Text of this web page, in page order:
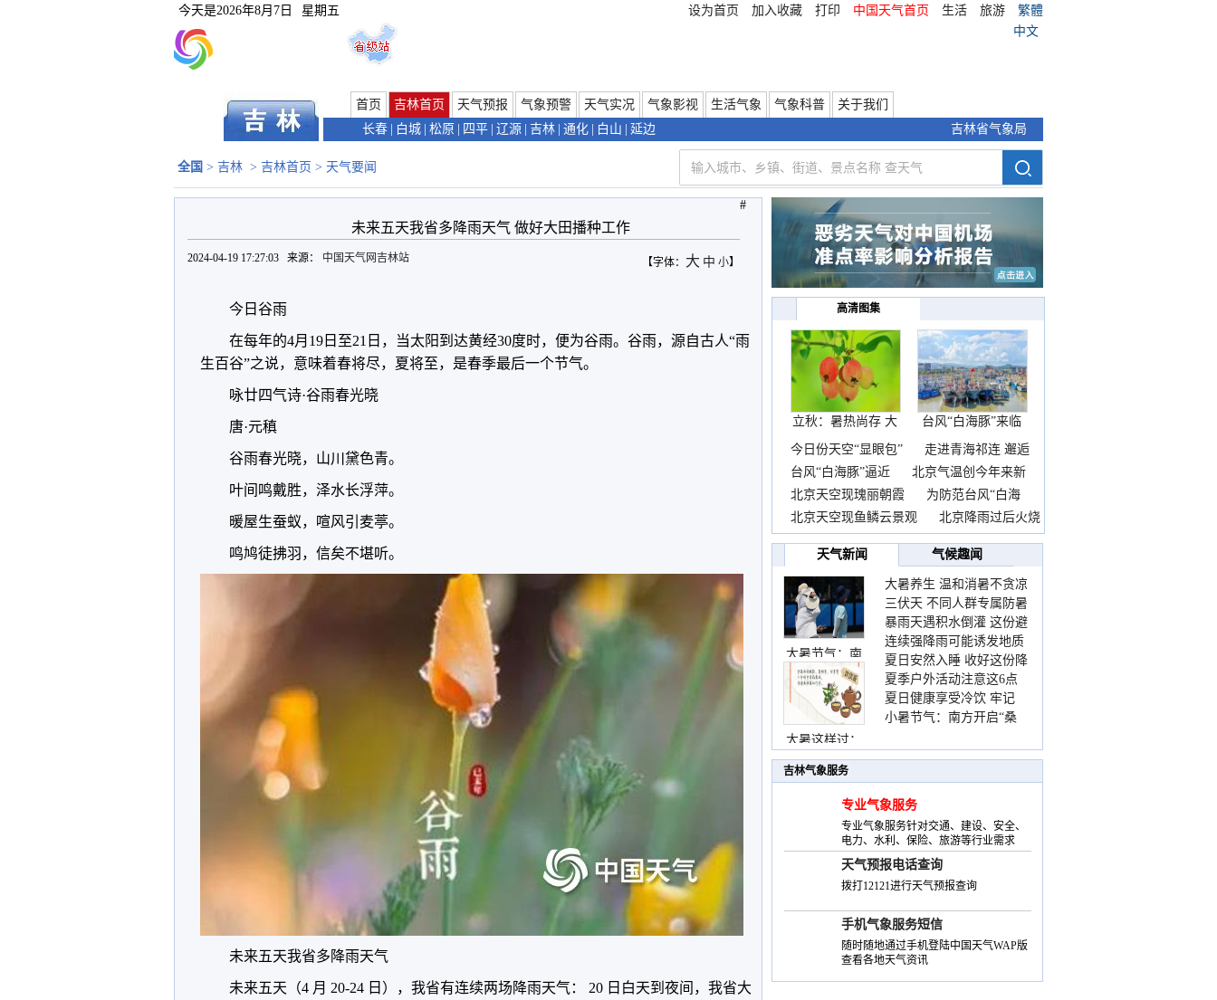
今天是2026年8月7日 星期五 设为首页 加入收藏 打印 中国天气首页 生活 旅游
繁體
中文
首页 吉林首页 天气预报 气象预警 天气实况 气象影视 生活气象 气象科普
关于我们
长春
白城 松原 四平 辽源 吉林 通化 白山 延边 吉林省气象局
全国 > 吉林 > 吉林首页 > 天气要闻
未来五天我省多降雨天气 做好大田播种工作
【字体： 大 中 小】
2024-04-19 17:27:03 来源： 中国天气网吉林站
今日谷雨
在每年的4月19日至21日，当太阳到达黄经30度时，便为谷雨。谷雨，源自古人“雨
生百谷”之说，意味着春将尽，夏将至，是春季最后一个节气。
咏廿四气诗·谷雨春光晓
唐·元稹
谷雨春光晓，山川黛色青。
叶间鸣戴胜，泽水长浮萍。
暖屋生蚕蚁，喧风引麦葶。
鸣鸠徒拂羽，信矣不堪听。
未来五天我省多降雨天气
未来五天（4 月 20-24 日），我省有连续两场降雨天气： 20 日白天到夜间，我省大
#
高清图集
立秋：暑热尚存 大
自
台风“白海豚”来临
前
今日份天空“显眼包”
走进青海祁连 邂逅
一
台风“白海豚”逼近
北京气温创今年来新
高
北京天空现瑰丽朝霞
为防范台风“白海
豚”
北京天空现鱼鳞云景观
北京降雨过后火烧
云惊
天气新闻
气候趣闻
大暑节气：南
大暑这样过：
大暑养生 温和消暑不贪凉
三伏天 不同人群专属防暑
要点请收好
暴雨天遇积水倒灌 这份避
险提示请收好
连续强降雨可能诱发地质
灾害 这些前兆要知道
夏日安然入睡 收好这份降
温小贴士
夏季户外活动注意这6点
防暑健身两不误
夏日健康享受冷饮 牢记
“两注意一控制”
小暑节气：南方开启“桑
季
吉林气象服务
专业气象服务
专业气象服务针对交通、建设、安全、
电力、水利、保险、旅游等行业需求
天气预报电话查询
拨打12121进行天气预报查询
手机气象服务短信
随时随地通过手机登陆中国天气WAP版
查看各地天气资讯